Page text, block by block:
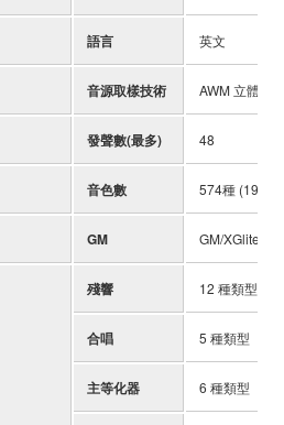
語言 英文
音源取樣技術 AWM 立體聲
發聲數(最多) 48
音色數 574種 (197面
GM GM/XGlite
殘響 12 種類型
合唱 5 種類型
主等化器 6 種類型